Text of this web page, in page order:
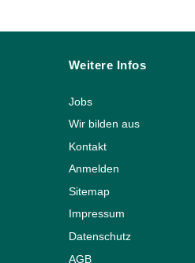
Weitere Infos
Jobs
Wir bilden aus
Kontakt
Anmelden
Sitemap
Impressum
Datenschutz
AGB